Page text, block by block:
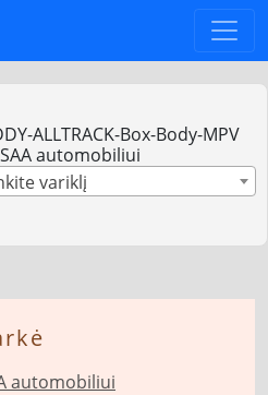
ALLTRACK-Box-Body-MPV
automobiliui
variklį
automobiliui